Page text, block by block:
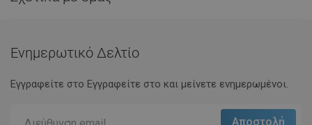
Ενημερωτικό Δελτίο
Εγγραφείτε στο Eγγραφείτε στο και μείνετε ενημερωμένοι.